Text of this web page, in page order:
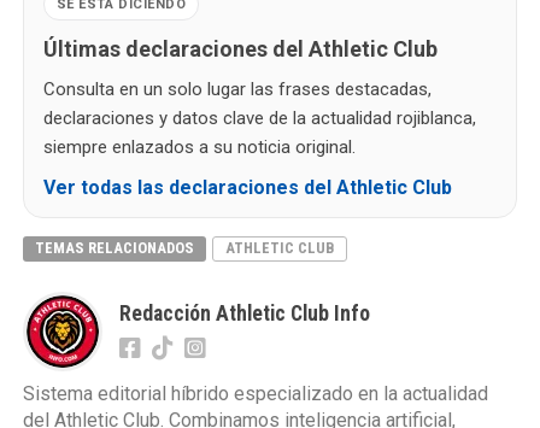
SE ESTÁ DICIENDO
Últimas declaraciones del Athletic Club
Consulta en un solo lugar las frases destacadas,
declaraciones y datos clave de la actualidad rojiblanca,
siempre enlazados a su noticia original.
Ver todas las declaraciones del Athletic Club
TEMAS RELACIONADOS ATHLETIC CLUB
Redacción Athletic Club Info
Sistema editorial híbrido especializado en la actualidad
del Athletic Club. Combinamos inteligencia artificial,